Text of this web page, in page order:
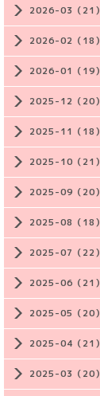
2026-03（21）
2026-02（18）
2026-01（19）
2025-12（20）
2025-11（18）
2025-10（21）
2025-09（20）
2025-08（18）
2025-07（22）
2025-06（21）
2025-05（20）
2025-04（21）
2025-03（20）